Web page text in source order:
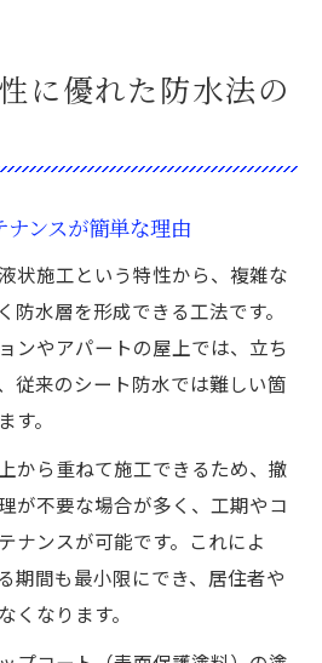
に優れた防水法の
ンスが簡単な理由
状施工という特性から、複雑な
防水層を形成できる工法です。
ンやアパートの屋上では、立ち
従来のシート防水では難しい箇
。
から重ねて施工できるため、撤
が不要な場合が多く、工期やコ
ナンスが可能です。これによ
期間も最小限にでき、居住者や
くなります。